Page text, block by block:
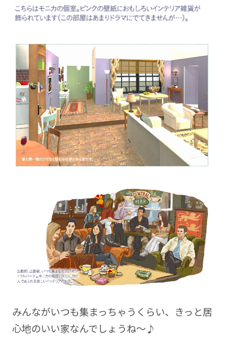
みんながいつも集まっちゃうくらい、きっと居
心地のいい家なんでしょうね～♪